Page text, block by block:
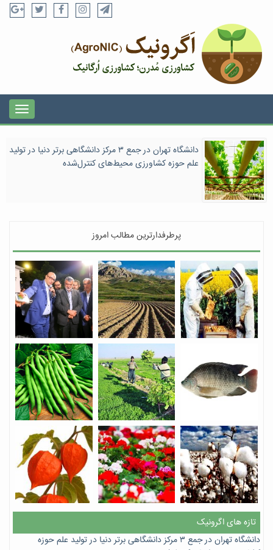
دانشگاه تهران در جمع ۳ مرکز دانشگاهی برتر دنیا در تولید
علم حوزه کشاورزی محیط‌های کنترل‌شده
پرطرفدارترین مطالب امروز
تازه های اگرونیک
دانشگاه تهران در جمع ۳ مرکز دانشگاهی برتر دنیا در تولید علم حوزه